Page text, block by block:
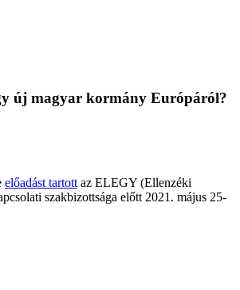
új magyar kormány Európáról?
előadást tartott az ELEGY (Ellenzéki
szakbizottsága előtt 2021. május 25-